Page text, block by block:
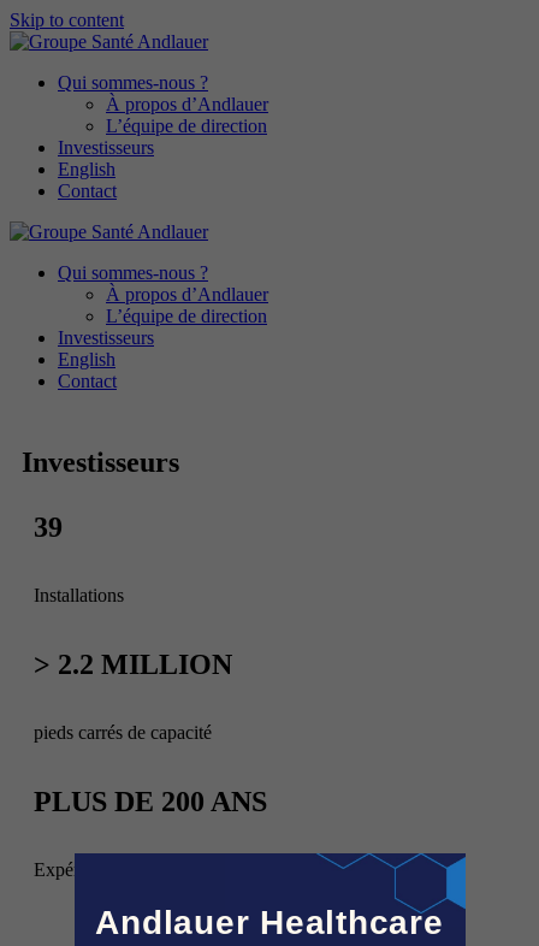
Skip to content
Qui sommes-nous ?
À propos d’Andlauer
L’équipe de direction
Investisseurs
English
Contact
Qui sommes-nous ?
À propos d’Andlauer
L’équipe de direction
Investisseurs
English
Contact
Investisseurs
39
Installations
> 2.2 MILLION
pieds carrés de capacité
PLUS DE 200 ANS
Expérience dans l’industrie de la haute direction
Andlauer Healthcare